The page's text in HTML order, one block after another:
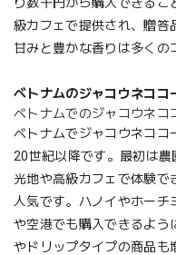
級カフェで提供され、贈答
甘みと豊かな香りは多くの
ベトナムのジャコウネココ
ベトナムでのジャコウネコ
ベトナムでジャコウネココ
20世紀以降です。最初は
光地や高級カフェで体験で
人気です。ハノイやホーチ
や空港でも購入できるよう
やドリップタイプの商品も